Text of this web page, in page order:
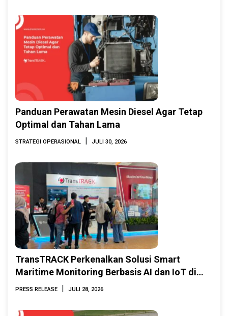
Panduan Perawatan Mesin Diesel Agar Tetap
Optimal dan Tahan Lama
STRATEGI OPERASIONAL | JULI 30, 2026
TransTRACK Perkenalkan Solusi Smart
Maritime Monitoring Berbasis AI dan IoT di
INAMARINE 2026
PRESS RELEASE | JULI 28, 2026